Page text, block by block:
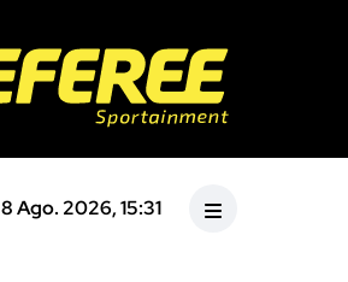
8 Ago. 2026, 15:31